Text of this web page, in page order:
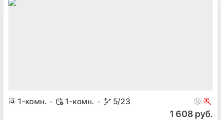
1-комн. 1-комн. 5/23
1 608 руб.